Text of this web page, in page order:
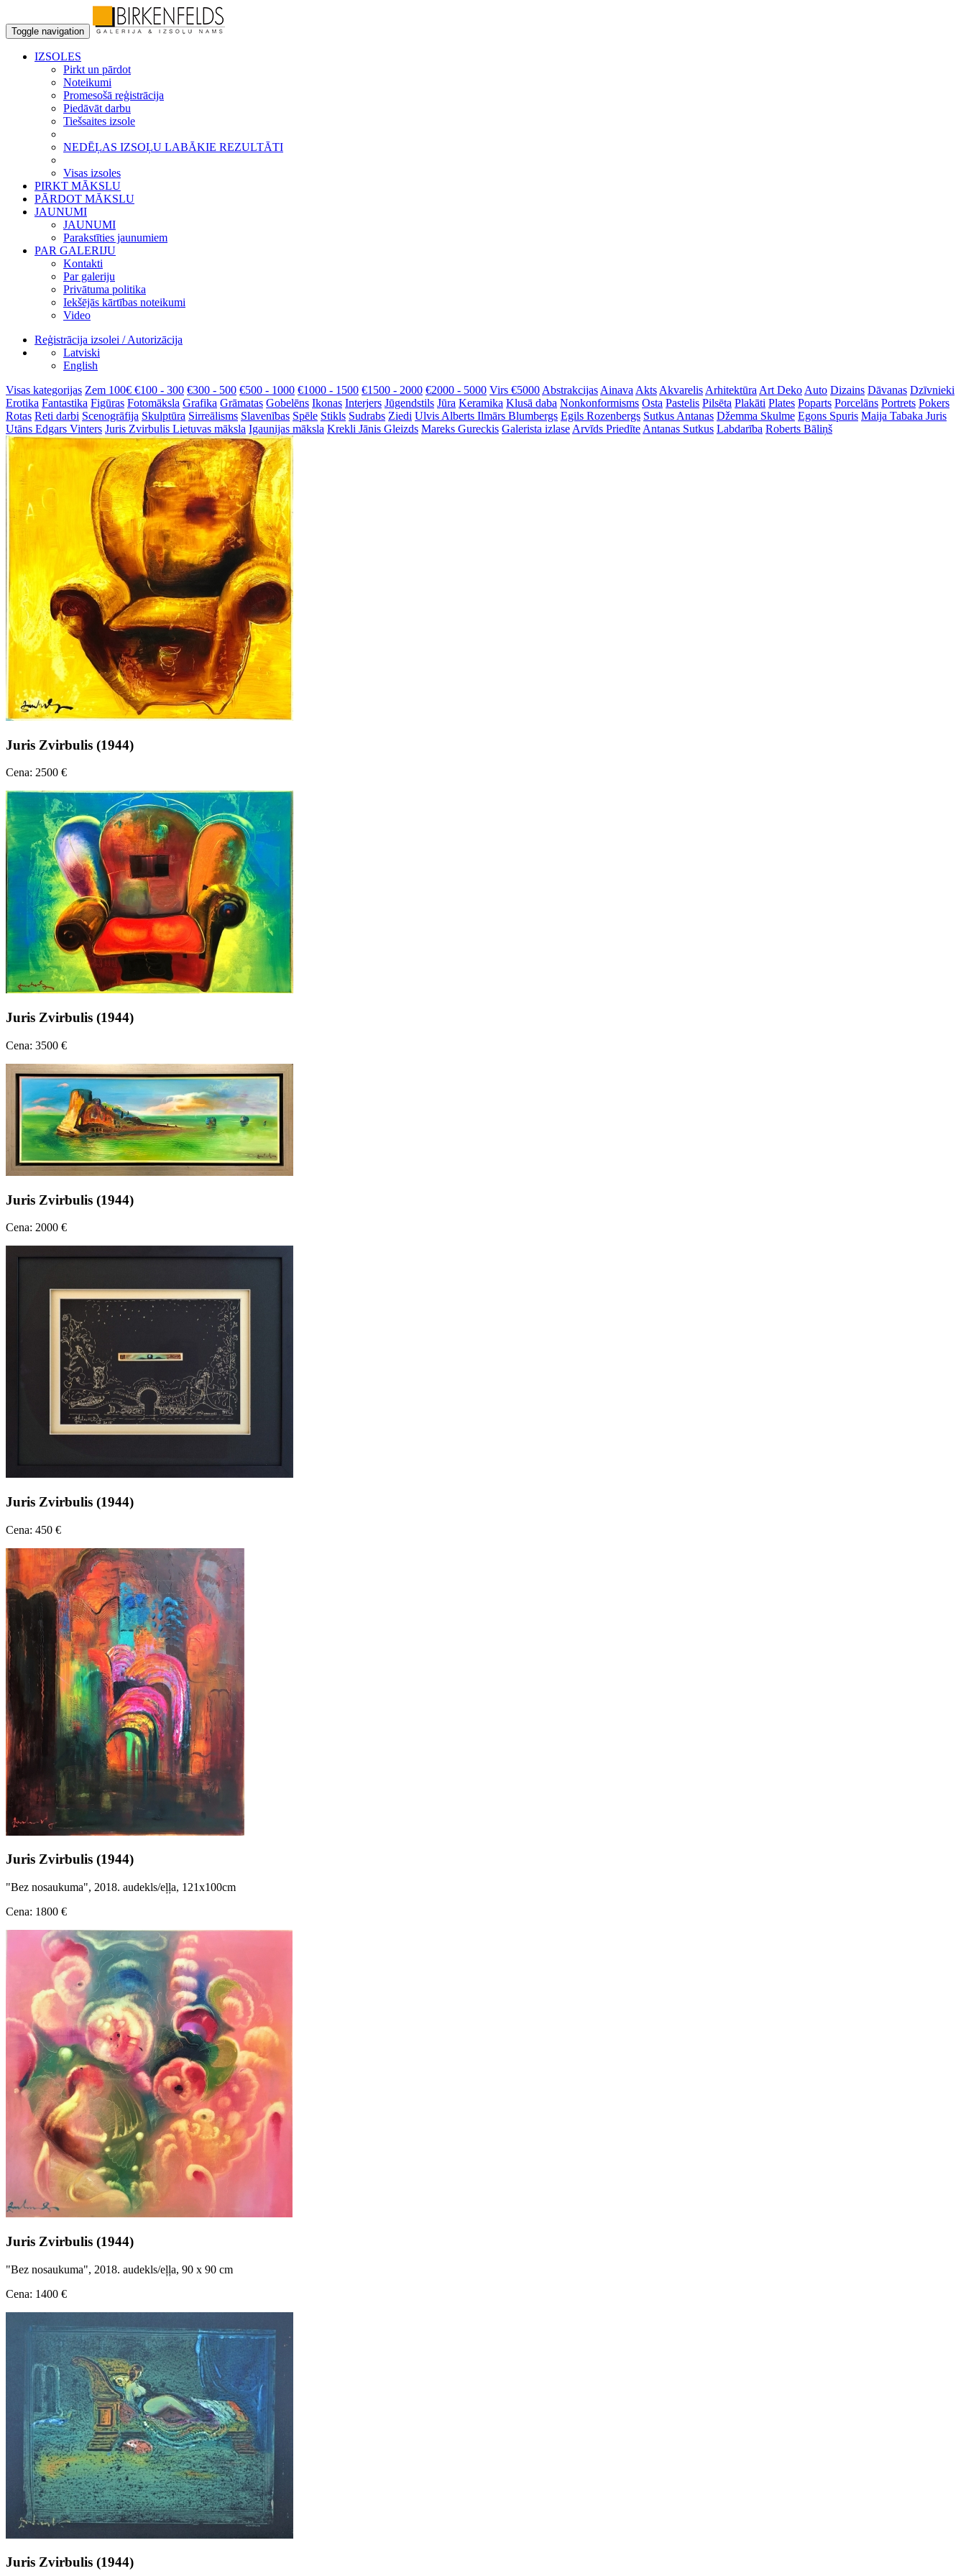
Toggle navigation
IZSOLES
Pirkt un pārdot
Noteikumi
Promesošā reģistrācija
Piedāvāt darbu
Tiešsaites izsole
NEDĒĻAS IZSOĻU LABĀKIE REZULTĀTI
Visas izsoles
PIRKT MĀKSLU
PĀRDOT MĀKSLU
JAUNUMI
JAUNUMI
Parakstīties jaunumiem
PAR GALERIJU
Kontakti
Par galeriju
Privātuma politika
Iekšējās kārtības noteikumi
Video
Reģistrācija izsolei / Autorizācija
Latviski
English
Visas kategorijas Zem 100€ €100 - 300 €300 - 500 €500 - 1000 €1000 - 1500 €1500 - 2000 €2000 - 5000 Virs €5000 Abstrakcijas Ainava Akts Akvarelis Arhitektūra Art Deko Auto Dizains Dāvanas Dzīvnieki
Erotika Fantastika Figūras Fotomāksla Grafika Grāmatas Gobelēns Ikonas Interjers Jūgendstils Jūra Keramika Klusā daba Nonkonformisms Osta Pastelis Pilsēta Plakāti Plates Poparts Porcelāns Portrets Pokers
Rotas Reti darbi Scenogrāfija Skulptūra Sirreālisms Slavenības Spēle Stikls Sudrabs Ziedi Ulvis Alberts Ilmārs Blumbergs Egils Rozenbergs Sutkus Antanas Džemma Skulme Egons Spuris Maija Tabaka Juris
Utāns Edgars Vinters Juris Zvirbulis Lietuvas māksla Igaunijas māksla Krekli Jānis Gleizds Mareks Gureckis Galerista izlase Arvīds Priedīte Antanas Sutkus Labdarība Roberts Bāliņš
Juris Zvirbulis (1944)
Cena: 2500 €
Juris Zvirbulis (1944)
Cena: 3500 €
Juris Zvirbulis (1944)
Cena: 2000 €
Juris Zvirbulis (1944)
Cena: 450 €
Juris Zvirbulis (1944)
"Bez nosaukuma", 2018. audekls/eļļa, 121x100cm
Cena: 1800 €
Juris Zvirbulis (1944)
"Bez nosaukuma", 2018. audekls/eļļa, 90 x 90 cm
Cena: 1400 €
Juris Zvirbulis (1944)